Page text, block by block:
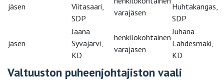
jäsen
Viitasaari,
SDP
varajäsen
Huhtakangas,
SDP
jäsen
Jaana
Syväjärvi,
KD
henkilökohtainen
varajäsen
Juhana
Lähdesmäki,
KD
Valtuuston puheenjohtajiston vaali